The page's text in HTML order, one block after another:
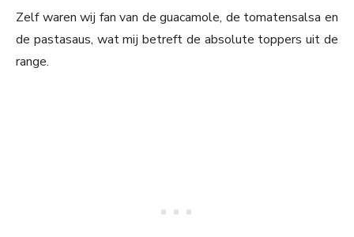
Zelf waren wij fan van de guacamole, de tomatensalsa en
de pastasaus, wat mij betreft de absolute toppers uit de
range.